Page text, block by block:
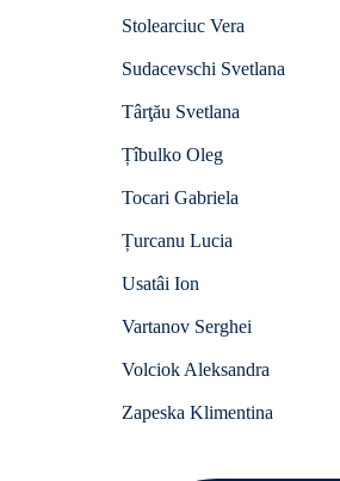
Stolearciuc Vera
Sudacevschi Svetlana
Târţău Svetlana
Țîbulko Oleg
Tocari Gabriela
Țurcanu Lucia
Usatâi Ion
Vartanov Serghei
Volciok Aleksandra
Zapeska Klimentina